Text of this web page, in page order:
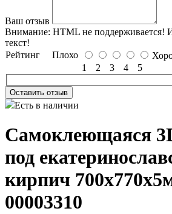
Ваш отзыв
Внимание: HTML не поддерживается!
текст!
Рейтинг Плохо
1
2 3 4 5
Оставить отзыв
Есть в наличии
Самоклеющаяся
под
кирпич
00003310